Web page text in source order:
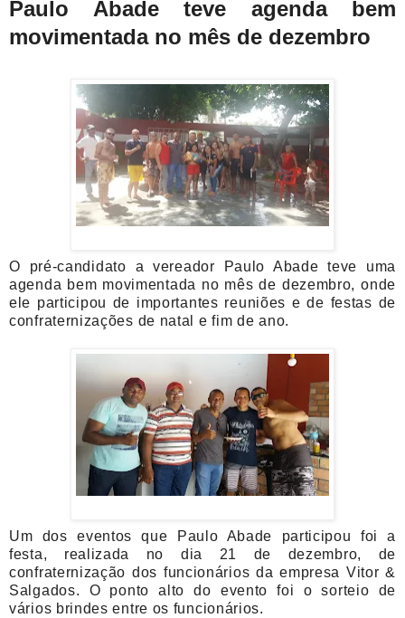
Paulo Abade teve agenda bem
movimentada no mês de dezembro
O pré-candidato a vereador Paulo Abade teve uma
agenda bem movimentada no mês de dezembro, onde
ele participou de importantes reuniões e de festas de
confraternizações de natal e fim de ano.
Um dos eventos que Paulo Abade participou foi a
festa, realizada no dia 21 de dezembro, de
confraternização dos funcionários da empresa Vitor &
Salgados. O ponto alto do evento foi o sorteio de
vários brindes entre os funcionários.